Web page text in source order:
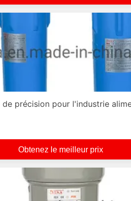
précision pour l'industrie
Obtenez le meilleur prix